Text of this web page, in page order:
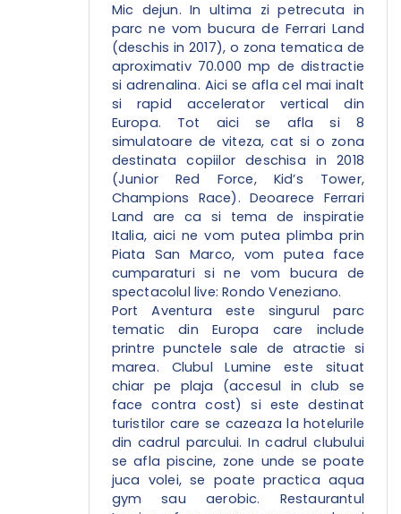
Mic dejun. In ultima zi petrecuta in
parc ne vom bucura de Ferrari Land
(deschis in 2017), o zona tematica de
aproximativ 70.000 mp de distractie
si adrenalina. Aici se afla cel mai inalt
si rapid accelerator vertical din
Europa. Tot aici se afla si 8
simulatoare de viteza, cat si o zona
destinata copiilor deschisa in 2018
(Junior Red Force, Kid’s Tower,
Champions Race). Deoarece Ferrari
Land are ca si tema de inspiratie
Italia, aici ne vom putea plimba prin
Piata San Marco, vom putea face
cumparaturi si ne vom bucura de
spectacolul live: Rondo Veneziano.
Port Aventura este singurul parc
tematic din Europa care include
printre punctele sale de atractie si
marea. Clubul Lumine este situat
chiar pe plaja (accesul in club se
face contra cost) si este destinat
turistilor care se cazeaza la hotelurile
din cadrul parcului. In cadrul clubului
se afla piscine, zone unde se poate
juca volei, se poate practica aqua
gym sau aerobic. Restaurantul